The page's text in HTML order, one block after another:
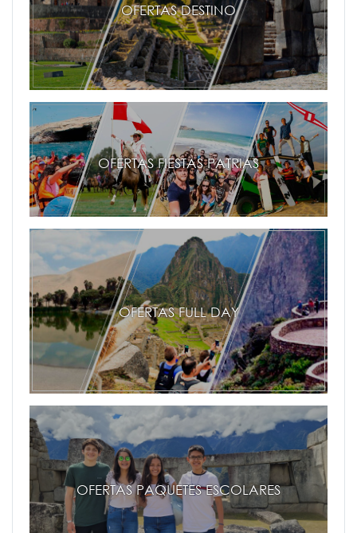
OFERTAS DESTINO
OFERTAS FIESTAS PATRIAS
OFERTAS FULL DAY
OFERTAS PAQUETES ESCOLARES